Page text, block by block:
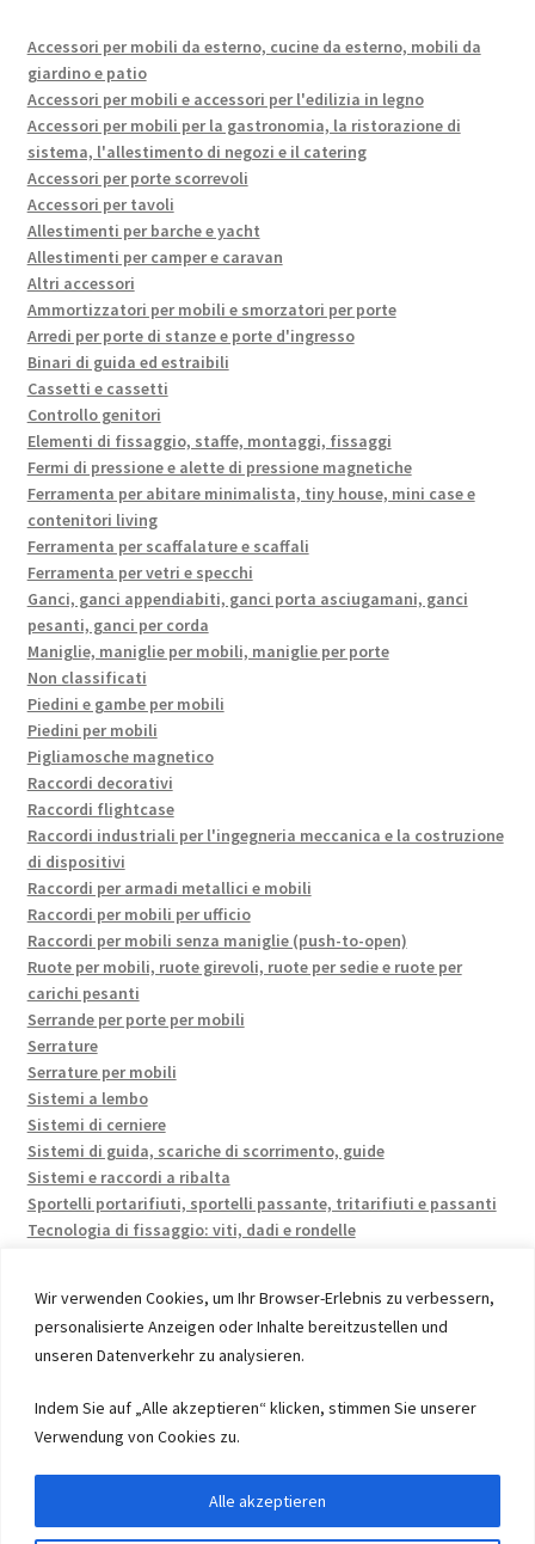
Wir verwenden Cookies, um Ihr Browser-Erlebnis zu verbessern,
personalisierte Anzeigen oder Inhalte bereitzustellen und
unseren Datenverkehr zu analysieren.
Indem Sie auf „Alle akzeptieren“ klicken, stimmen Sie unserer
Verwendung von Cookies zu.
Alle akzeptieren
Accessori per mobili da esterno, cucine da esterno, mobili da
giardino e patio
Accessori per mobili e accessori per l'edilizia in legno
Accessori per mobili per la gastronomia, la ristorazione di
sistema, l'allestimento di negozi e il catering
Accessori per porte scorrevoli
Accessori per tavoli
Allestimenti per barche e yacht
Allestimenti per camper e caravan
Altri accessori
Ammortizzatori per mobili e smorzatori per porte
Arredi per porte di stanze e porte d'ingresso
Binari di guida ed estraibili
Cassetti e cassetti
Controllo genitori
Elementi di fissaggio, staffe, montaggi, fissaggi
Fermi di pressione e alette di pressione magnetiche
Ferramenta per abitare minimalista, tiny house, mini case e
contenitori living
Ferramenta per scaffalature e scaffali
Ferramenta per vetri e specchi
Ganci, ganci appendiabiti, ganci porta asciugamani, ganci
pesanti, ganci per corda
Maniglie, maniglie per mobili, maniglie per porte
Non classificati
Piedini e gambe per mobili
Piedini per mobili
Pigliamosche magnetico
Raccordi decorativi
Raccordi flightcase
Raccordi industriali per l'ingegneria meccanica e la costruzione
di dispositivi
Raccordi per armadi metallici e mobili
Raccordi per mobili per ufficio
Raccordi per mobili senza maniglie (push-to-open)
Ruote per mobili, ruote girevoli, ruote per sedie e ruote per
carichi pesanti
Serrande per porte per mobili
Serrature
Serrature per mobili
Sistemi a lembo
Sistemi di cerniere
Sistemi di guida, scariche di scorrimento, guide
Sistemi e raccordi a ribalta
Sportelli portarifiuti, sportelli passante, tritarifiuti e passanti
Tecnologia di fissaggio: viti, dadi e rondelle
© 2026 by UMAXO Germany, member of the ERUON Group.
High quality Fittings, mechanical Components and